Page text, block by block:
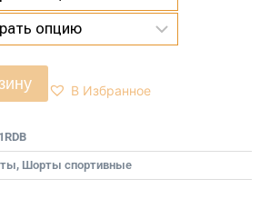
В Избранное
, Шорты спортивные